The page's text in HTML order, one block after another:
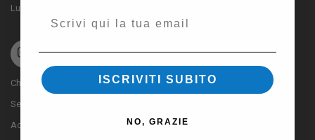
Lun – Ven / 9:00AM – 18:00PM
Chi Siamo
Sede legale
Account Utente
ISCRIVITI SUBITO
NO, GRAZIE